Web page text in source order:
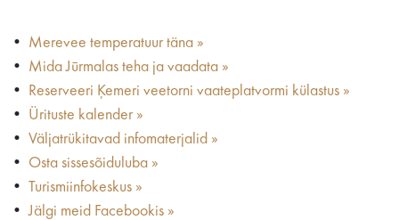
• Merevee temperatuur täna »
• Mida Jūrmalas teha ja vaadata »
•
Reserveeri Ķemeri veetorni vaateplatvormi külastus »
• Ürituste kalender »
• Väljatrükitavad infomaterjalid »
• Osta sissesõiduluba »
• Turismiinfokeskus »
•Jälgi meid Facebookis »